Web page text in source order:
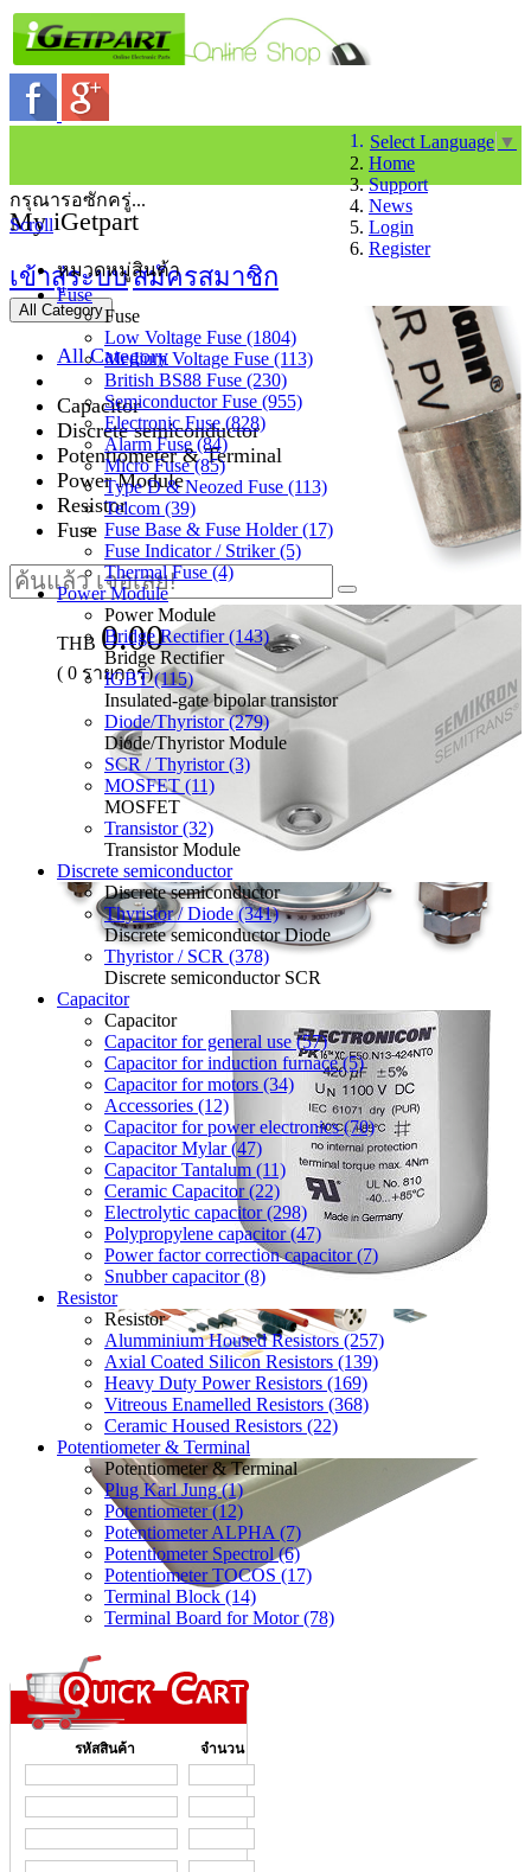
Select Language ▼
Home
Support
News
Login
Register
My iGetpart
เข้าสู่ระบบสมัครสมาชิก
All Category
All Category
Capacitor
Discrete semiconductor
Potentiometer & Terminal
Power Module
Resistor
Fuse
THB 0.00
( 0 รายการ)
กรุณารอซักครู่...
Scroll
หมวดหมู่สินค้า
Fuse
Fuse
Low Voltage Fuse (1804)
Medium Voltage Fuse (113)
British BS88 Fuse (230)
Semiconductor Fuse (955)
Electronic Fuse (828)
Alarm Fuse (84)
Micro Fuse (85)
Type D & Neozed Fuse (113)
Telcom (39)
Fuse Base & Fuse Holder (17)
Fuse Indicator / Striker (5)
Thermal Fuse (4)
Power Module
Power Module
Bridge Rectifier (143)
Bridge Rectifier
IGBT (115)
Insulated-gate bipolar transistor
Diode/Thyristor (279)
Diode/Thyristor Module
SCR / Thyristor (3)
MOSFET (11)
MOSFET
Transistor (32)
Transistor Module
Discrete semiconductor
Discrete semiconductor
Thyristor / Diode (341)
Discrete semiconductor Diode
Thyristor / SCR (378)
Discrete semiconductor SCR
Capacitor
Capacitor
Capacitor for general use (57)
Capacitor for induction furnace (5)
Capacitor for motors (34)
Accessories (12)
Capacitor for power electronics (70)
Capacitor Mylar (47)
Capacitor Tantalum (11)
Ceramic Capacitor (22)
Electrolytic capacitor (298)
Polypropylene capacitor (47)
Power factor correction capacitor (7)
Snubber capacitor (8)
Resistor
Resistor
Alumminium Housed Resistors (257)
Axial Coated Silicon Resistors (139)
Heavy Duty Power Resistors (169)
Vitreous Enamelled Resistors (368)
Ceramic Housed Resistors (22)
Potentiometer & Terminal
Potentiometer & Terminal
Plug Karl Jung (1)
Potentiometer (12)
Potentiometer ALPHA (7)
Potentiometer Spectrol (6)
Potentiometer TOCOS (17)
Terminal Block (14)
Terminal Board for Motor (78)
รหัสสินค้า จำนวน